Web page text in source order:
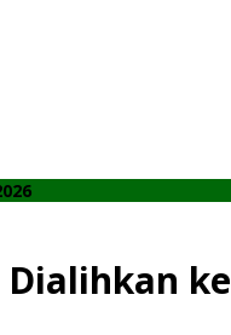
Dialihkan ke